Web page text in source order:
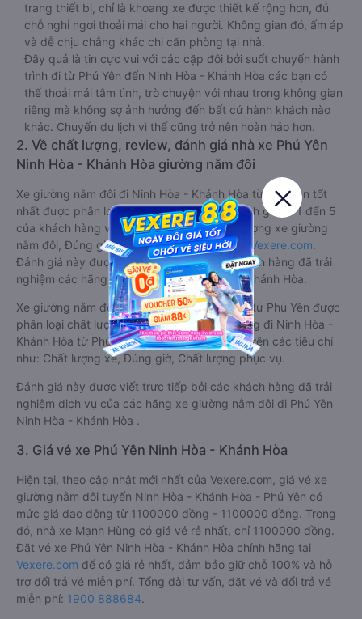
trang thiết bị, chỉ là khoang xe được thiết kế rộng hơn, đủ
chỗ nghỉ ngơi thoải mái cho hai người. Không gian đó, ấm áp
và dễ chịu chẳng khác chi căn phòng tại nhà.
Đây quả là tin cực vui với các cặp đôi bởi suốt chuyến hành
trình đi từ Phú Yên đến Ninh Hòa - Khánh Hòa các bạn có
thể thoải mái tâm tình, trò chuyện với nhau trong không gian
riêng mà không sợ ảnh hưởng đến bất cứ hành khách nào
khác. Chuyến du lịch vì thế cũng trở nên hoàn hảo hơn.
2. Về chất lượng, review, đánh giá nhà xe Phú Yên
Ninh Hòa - Khánh Hòa giường nằm đôi
Xe giường nằm đôi đi Ninh Hòa - Khánh Hòa từ Phú Yên tốt
nhất được phân loại chất lượng dựa trên đánh giá từ 1 đến 5
của khách hàng với các tiêu chí như: Chất lượng xe giường
nằm đôi, Đúng giờ, Chất lượng phục vụ trên Vexere.com.
Đánh giá này được viết trực tiếp bởi các khách hàng đã trải
nghiệm các hãng Xe Phú Yên đi Ninh Hòa - Khánh Hòa.
Xe giường nằm đôi đi Ninh Hòa - Khánh Hòa từ Phú Yên được
phân loại chất lượng tốt nhất là xe Mạnh Hùng đi Ninh Hòa -
Khánh Hòa từ Phú Yên đạt 3.1 / 5 điểm dựa trên các tiêu chí
như: Chất lượng xe, Đúng giờ, Chất lượng phục vụ.
Đánh giá này được viết trực tiếp bởi các khách hàng đã trải
nghiệm dịch vụ của các hãng xe giường nằm đôi đi Phú Yên
Ninh Hòa - Khánh Hòa .
3. Giá vé xe Phú Yên Ninh Hòa - Khánh Hòa
Hiện tại, theo cập nhật mới nhất của Vexere.com, giá vé xe
giường nằm đôi tuyến Ninh Hòa - Khánh Hòa - Phú Yên có
mức giá dao động từ 1100000 đồng - 1100000 đồng. Trong
đó, nhà xe Mạnh Hùng có giá vé rẻ nhất, chỉ 1100000 đồng.
Đặt vé xe Phú Yên Ninh Hòa - Khánh Hòa chính hãng tại
Vexere.com để có giá rẻ nhất, đảm bảo giữ chỗ 100% và hỗ
trợ đổi trả vé miễn phí. Tổng đài tư vấn, đặt vé và đổi trả vé
miễn phí: 1900 888684.